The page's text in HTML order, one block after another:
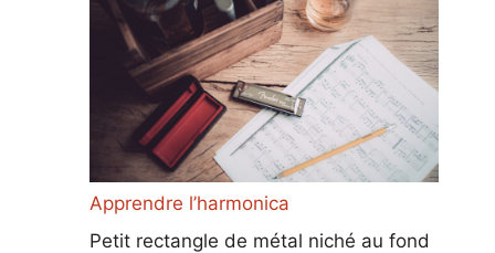
Apprendre l’harmonica
Petit rectangle de métal niché au fond